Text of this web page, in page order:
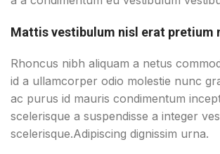
Mattis vestibulum nisl erat pretium
Rhoncus nibh aliquam a netus
id a ullamcorper odio molestie nunc
ac purus id mauris condimentum
scelerisque a suspendisse a integer
scelerisque.Adipiscing dignissim urna.